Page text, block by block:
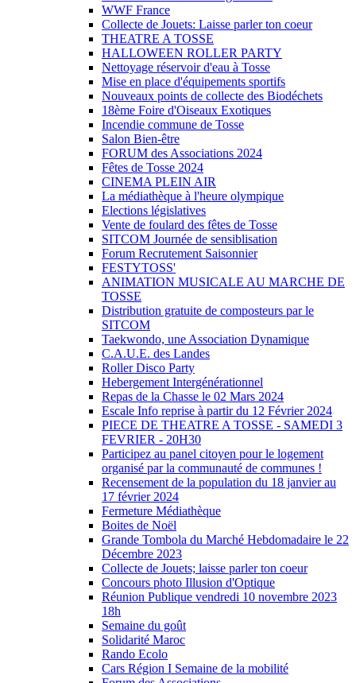
WWF France
Collecte de Jouets: Laisse parler ton coeur
THEATRE A TOSSE
HALLOWEEN ROLLER PARTY
Nettoyage réservoir d'eau à Tosse
Mise en place d'équipements sportifs
Nouveaux points de collecte des Biodéchets
18ème Foire d'Oiseaux Exotiques
Incendie commune de Tosse
Salon Bien-être
FORUM des Associations 2024
Fêtes de Tosse 2024
CINEMA PLEIN AIR
La médiathèque à l'heure olympique
Elections législatives
Vente de foulard des fêtes de Tosse
SITCOM Journée de sensiblisation
Forum Recrutement Saisonnier
FESTYTOSS'
ANIMATION MUSICALE AU MARCHE DE
TOSSE
Distribution gratuite de composteurs par le
SITCOM
Taekwondo, une Association Dynamique
C.A.U.E. des Landes
Roller Disco Party
Hebergement Intergénérationnel
Repas de la Chasse le 02 Mars 2024
Escale Info reprise à partir du 12 Février 2024
PIECE DE THEATRE A TOSSE - SAMEDI 3
FEVRIER - 20H30
Participez au panel citoyen pour le logement
organisé par la communauté de communes !
Recensement de la population du 18 janvier au
17 février 2024
Fermeture Médiathèque
Boites de Noël
Grande Tombola du Marché Hebdomadaire le 22
Décembre 2023
Collecte de Jouets; laisse parler ton coeur
Concours photo Illusion d'Optique
Réunion Publique vendredi 10 novembre 2023
18h
Semaine du goût
Solidarité Maroc
Rando Ecolo
Cars Région I Semaine de la mobilité